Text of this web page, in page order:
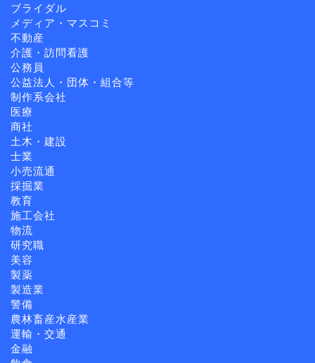
ブライダル
メディア・マスコミ
不動産
介護・訪問看護
公務員
公益法人・団体・組合等
制作系会社
医療
商社
土木・建設
士業
小売流通
採掘業
教育
施工会社
物流
研究職
美容
製薬
製造業
警備
農林畜産水産業
運輸・交通
金融